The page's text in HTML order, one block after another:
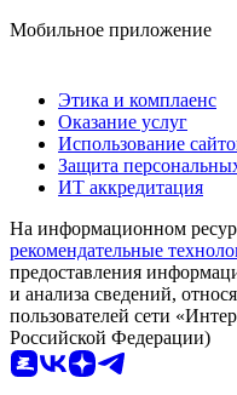
Мобильное приложение
Этика и комплаенс
Оказание услуг
Использование
Защита
ИТ аккредитация
На информационном
рекомендательные
предоставления
и анализа сведений,
пользователей сети
Российской Федерации)